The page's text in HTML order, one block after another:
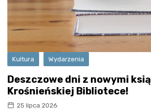
Kultura Wydarzenia
Deszczowe dni z nowymi
Krośnieńskiej Bibliotece!
25 lipca 2026